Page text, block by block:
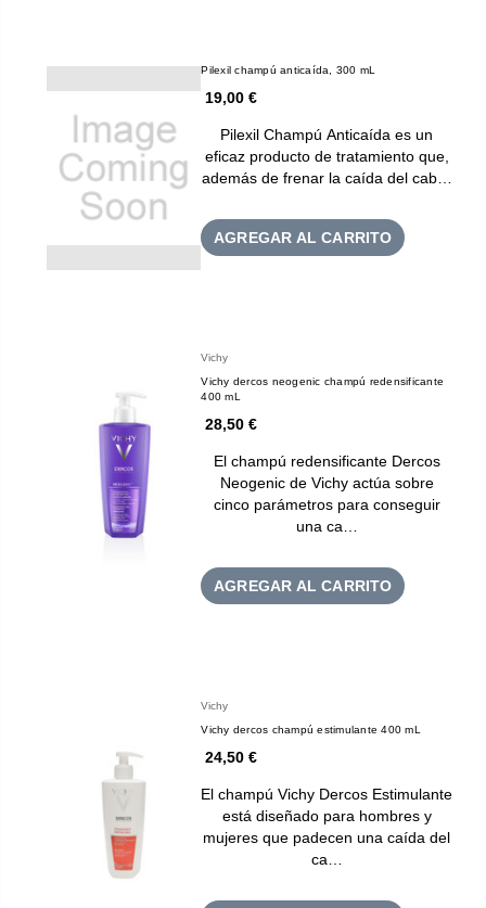
Pilexil champú anticaída, 300 mL
19,00 €
Pilexil Champú Anticaída es un
eficaz producto de tratamiento que,
además de frenar la caída del cab…
AGREGAR AL CARRITO
Vichy
Vichy dercos neogenic champú redensificante
400 mL
28,50 €
El champú redensificante Dercos
Neogenic de Vichy actúa sobre
cinco parámetros para conseguir
una ca…
AGREGAR AL CARRITO
Vichy
Vichy dercos champú estimulante 400 mL
24,50 €
El champú Vichy Dercos Estimulante
está diseñado para hombres y
mujeres que padecen una caída del
ca…